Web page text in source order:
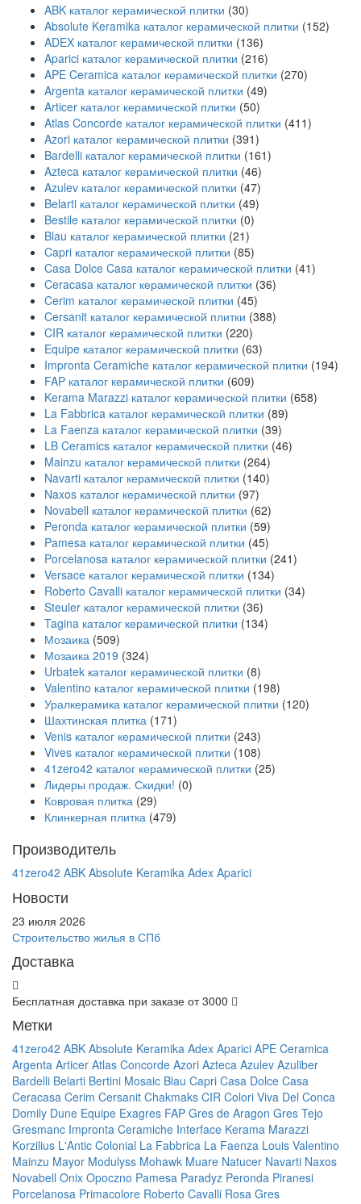
ABK каталог керамической плитки (30)
Absolute Keramika каталог керамической плитки (152)
ADEX каталог керамической плитки (136)
Aparici каталог керамической плитки (216)
APE Ceramica каталог керамической плитки (270)
Argenta каталог керамической плитки (49)
Articer каталог керамической плитки (50)
Atlas Concorde каталог керамической плитки (411)
Azori каталог керамической плитки (391)
Bardelli каталог керамической плитки (161)
Azteca каталог керамической плитки (46)
Azulev каталог керамической плитки (47)
Belarti каталог керамической плитки (49)
Bestile каталог керамической плитки (0)
Blau каталог керамической плитки (21)
Capri каталог керамической плитки (85)
Casa Dolce Casa каталог керамической плитки (41)
Ceracasa каталог керамической плитки (36)
Cerim каталог керамической плитки (45)
Cersanit каталог керамической плитки (388)
CIR каталог керамической плитки (220)
Equipe каталог керамической плитки (63)
Impronta Ceramiche каталог керамической плитки (194)
FAP каталог керамической плитки (609)
Kerama Marazzi каталог керамической плитки (658)
La Fabbrica каталог керамической плитки (89)
La Faenza каталог керамической плитки (39)
LB Ceramics каталог керамической плитки (46)
Mainzu каталог керамической плитки (264)
Navarti каталог керамической плитки (140)
Naxos каталог керамической плитки (97)
Novabell каталог керамической плитки (62)
Peronda каталог керамической плитки (59)
Pamesa каталог керамической плитки (45)
Porcelanosa каталог керамической плитки (241)
Versace каталог керамической плитки (134)
Roberto Cavalli каталог керамической плитки (34)
Steuler каталог керамической плитки (36)
Tagina каталог керамической плитки (134)
Мозаика (509)
Мозаика 2019 (324)
Urbatek каталог керамической плитки (8)
Valentino каталог керамической плитки (198)
Уралкерамика каталог керамической плитки (120)
Шахтинская плитка (171)
Venis каталог керамической плитки (243)
Vives каталог керамической плитки (108)
41zero42 каталог керамической плитки (25)
Лидеры продаж. Скидки! (0)
Ковровая плитка (29)
Клинкерная плитка (479)
Производитель
41zero42 ABK Absolute Keramika Adex Aparici
Новости
23 июля 2026
Строительство жилья в СПб
Доставка
Бесплатная доставка при заказе от 3000
Метки
41zero42 ABK Absolute Keramika Adex Aparici APE Ceramica
Argenta Articer Atlas Concorde Azori Azteca Azulev Azuliber
Bardelli Belarti Bertini Mosaic Blau Capri Casa Dolce Casa
Ceracasa Cerim Cersanit Chakmaks CIR Colori Viva Del Conca
Domily Dune Equipe Exagres FAP Gres de Aragon Gres Tejo
Gresmanc Impronta Ceramiche Interface Kerama Marazzi
Korzilius L'Antic Colonial La Fabbrica La Faenza Louis Valentino
Mainzu Mayor Modulyss Mohawk Muare Natucer Navarti Naxos
Novabell Onix Opoczno Pamesa Paradyz Peronda Piranesi
Porcelanosa Primacolore Roberto Cavalli Rosa Gres